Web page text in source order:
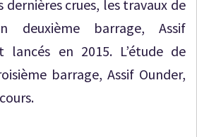
crues, les travaux de
deuxième barrage, Assif
lancés en 2015. L’étude de
barrage, Assif Ounder,